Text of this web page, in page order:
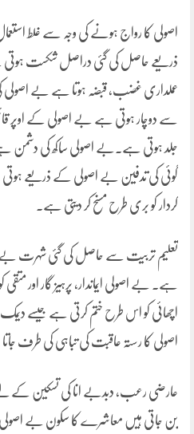
اصولی کا رواج ہونے کی وجہ سے غلط
ذریعے حاصل کی گئی دراصل شکست ہوتی
عملداری غضب، قبضہ ہوتا ہے بے اصولی کی
سے دوچار ہوتی ہے بے اصولی کے اوپر
جلد ہوتی ہے۔بے اصولی ساکھ کی دشمن
گوئی کی تدفین بے اصولی کے ذریعے
کردار کو بری طرح مسنح کر دیتی ہے۔
تعلیم تربیت سے حاصل کی گئی شہرت بے
ہے۔ بے اصولی ایماندار، پرہیز گار اور
اچھائی کو اس طرح ختم کرتی ہے جیسے
اصولی کا رستہ عاقبت کی تباہی کی طرف
عارضی رعب، دبدبے انا کی تسکین کے
بن جاتی ہیں معاشرے کا سکون بے اصولی